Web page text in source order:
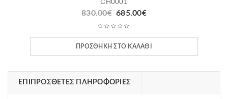
830.00€ Original
price
830.00€.
685.00€
είναι:
ΠΡΟΣΘΉΚΗ ΣΤΟ ΚΑΛΆΘΙ
ΕΠΙΠΡΌΣΘΕΤΕΣ ΠΛΗΡΟΦΟΡΊΕΣ